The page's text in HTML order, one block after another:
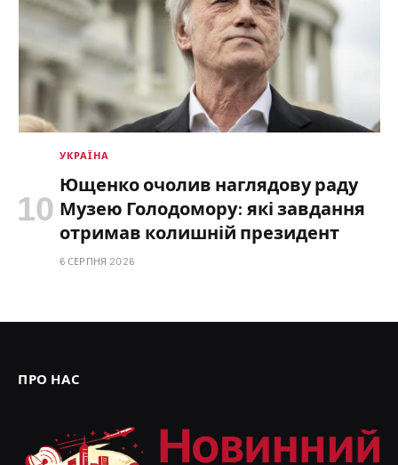
УКРАЇНА
Ющенко очолив наглядову раду
Музею Голодомору: які завдання
отримав колишній президент
6 СЕРПНЯ 2026
ПРО НАС